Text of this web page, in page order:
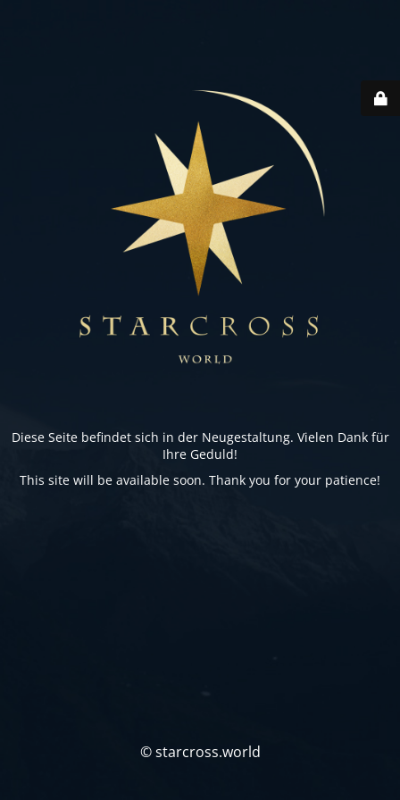
Diese Seite befindet sich in der Neugestaltung. Vielen Dank für
Ihre Geduld!
This site will be available soon. Thank you for your patience!
© starcross.world